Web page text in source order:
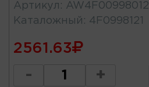
Артикул : AW4F009980121
Каталожный : 4F0998121
2561.63
- +